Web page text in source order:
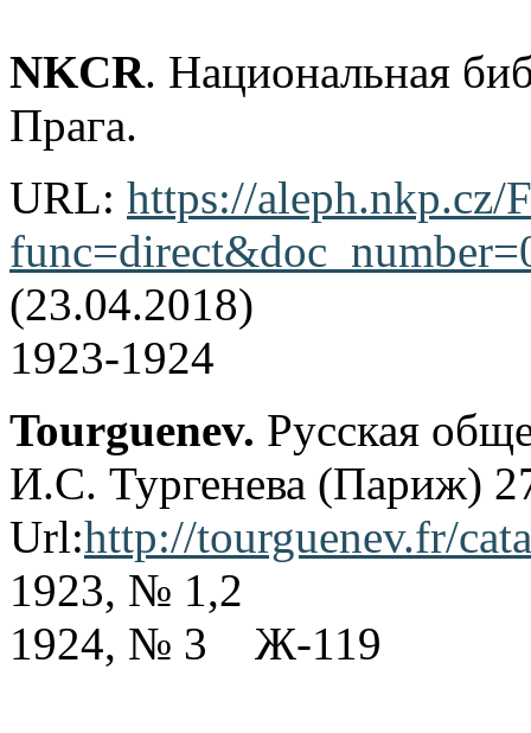
NKCR. Национальная
Прага.
URL: https://aleph.nkp.cz/
(23.04.2018)
1923-1924
Tourguenev. Русская
И.С. Тургенева (Париж)
Url:http://tourguenev.fr/
1923, № 1,2
1924, № 3 Ж-119